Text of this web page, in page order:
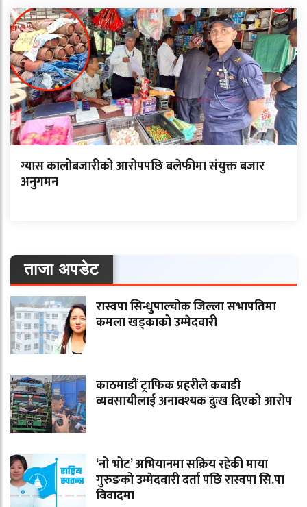
ग्यास कालोबजारीको आरोपपछि बलेफीमा संयुक्त बजार
अनुगमन
ताजा अपडेट
रास्वपा सिन्धुपाल्चोक जिल्ला सभापतिमा
कमला खड्काको उम्मेदवारी
काठमाडौं ट्राफिक प्रहरीले कबाडी
व्यवसायीलाई अनावश्यक दुःख दिएको आरोप
‘नो भोट’ अभियानमा सक्रिय रहेकी माया
गुरुङको उम्मेदवारी दर्ता पछि रास्वपा सि.पा
विवादमा